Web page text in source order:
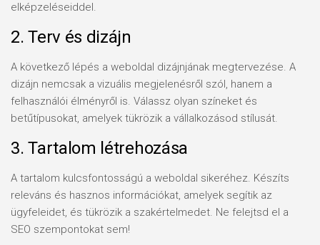
elképzeléseiddel.
2. Terv és dizájn
A következő lépés a weboldal dizájnjának megtervezése. A
dizájn nemcsak a vizuális megjelenésről szól, hanem a
felhasználói élményről is. Válassz olyan színeket és
betűtípusokat, amelyek tükrözik a vállalkozásod stílusát.
3. Tartalom létrehozása
A tartalom kulcsfontosságú a weboldal sikeréhez. Készíts
releváns és hasznos információkat, amelyek segítik az
ügyfeleidet, és tükrözik a szakértelmedet. Ne felejtsd el a
SEO szempontokat sem!